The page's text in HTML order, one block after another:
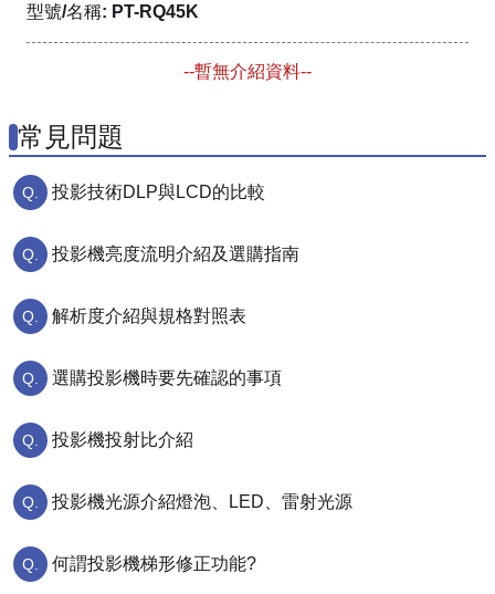
型號/名稱: PT-RQ45K
--暫無介紹資料--
常見問題
投影技術DLP與LCD的比較
投影機亮度流明介紹及選購指南
解析度介紹與規格對照表
選購投影機時要先確認的事項
投影機投射比介紹
投影機光源介紹燈泡、LED、雷射光源
何謂投影機梯形修正功能?